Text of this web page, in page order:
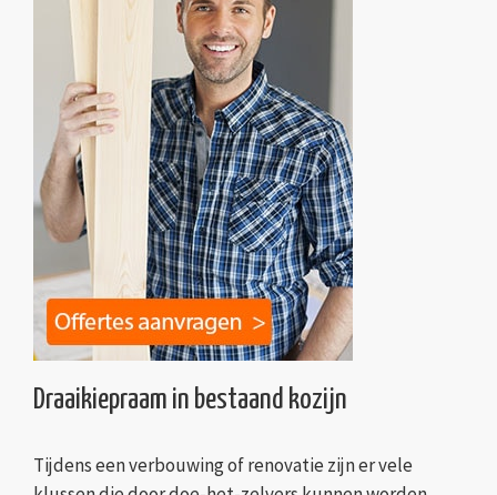
Draaikiepraam in bestaand kozijn
Tijdens een verbouwing of renovatie zijn er vele